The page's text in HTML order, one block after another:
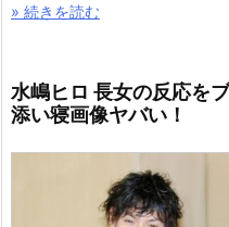
» 続きを読む
水嶋ヒロ 長女の反応を
添い寝画像ヤバい！